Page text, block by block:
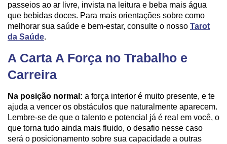
passeios ao ar livre, invista na leitura e beba mais água
que bebidas doces. Para mais orientações sobre como
melhorar sua saúde e bem-estar, consulte o nosso Tarot
da Saúde.
A Carta A Força no Trabalho e
Carreira
Na posição normal: a força interior é muito presente, e te
ajuda a vencer os obstáculos que naturalmente aparecem.
Lembre-se de que o talento e potencial já é real em você, o
que torna tudo ainda mais fluido, o desafio nesse caso
será o posicionamento sobre sua capacidade a outras